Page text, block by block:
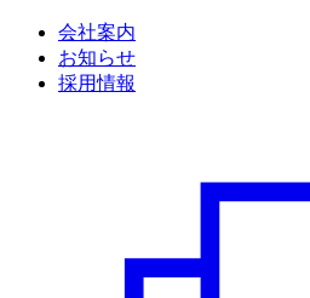
会社案内
お知らせ
採用情報